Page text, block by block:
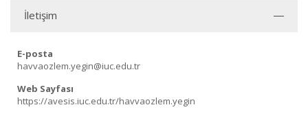
İletişim
E-posta
havvaozlem.yegin@iuc.edu.tr
Web Sayfası
https://avesis.iuc.edu.tr/havvaozlem.yegin